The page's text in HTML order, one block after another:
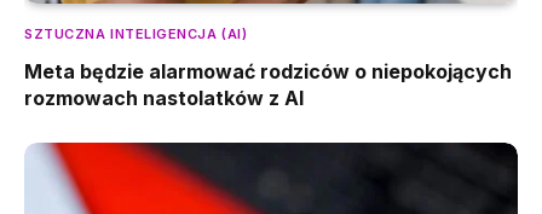
SZTUCZNA INTELIGENCJA (AI)
Meta będzie alarmować rodziców o niepokojących
rozmowach nastolatków z AI